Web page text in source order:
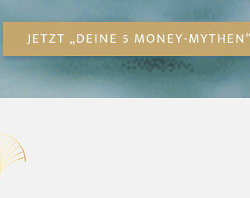
JETZT „DEINE 5 MONEY-